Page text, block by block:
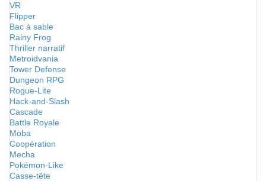
VR
Flipper
Bac à sable
Rainy Frog
Thriller narratif
Metroidvania
Tower Defense
Dungeon RPG
Rogue-Lite
Hack-and-Slash
Cascade
Battle Royale
Moba
Coopération
Mecha
Pokémon-Like
Casse-tête